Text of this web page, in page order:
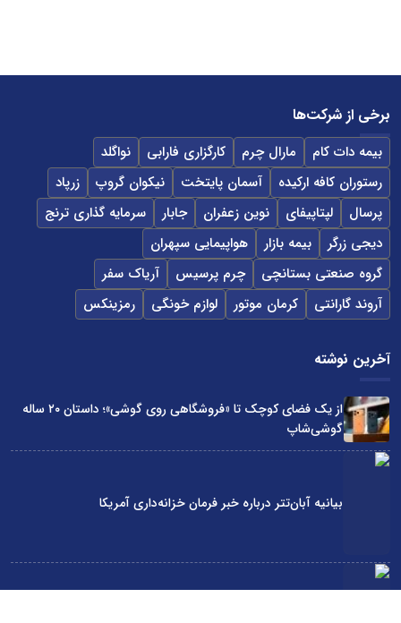
برخی از شرکت‌ها
بیمه دات کام مارال چرم کارگزاری فارابی
نواگلد
رستوران کافه ارکیده
آسمان پایتخت نیکوان گروپ
زرپاد
پرسال
لپتاپیفای نوین زعفران جابار
سرمایه گذاری ترنج
دیجی زرگر
بیمه بازار
هواپیمایی سپهران
گروه صنعتی بستانچی
چرم پرسیس
آریاک سفر
آروند گارانتی
کرمان موتور لوازم خونگی رمزینکس
آخرین نوشته
از یک فضای کوچک تا «فروشگاهی روی گوشی»؛ داستان ۲۰ ساله
گوشی‌شاپ
بیانیه آبان‌تتر درباره خبر فرمان خزانه‌داری آمریکا